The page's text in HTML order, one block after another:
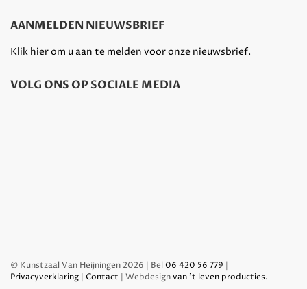
AANMELDEN NIEUWSBRIEF
Klik hier om u aan te melden voor onze nieuwsbrief.
VOLG ONS OP SOCIALE MEDIA
© Kunstzaal Van Heijningen 2026 | Bel 06 420 56 779 |
Privacyverklaring | Contact | Webdesignvan 't leven producties.